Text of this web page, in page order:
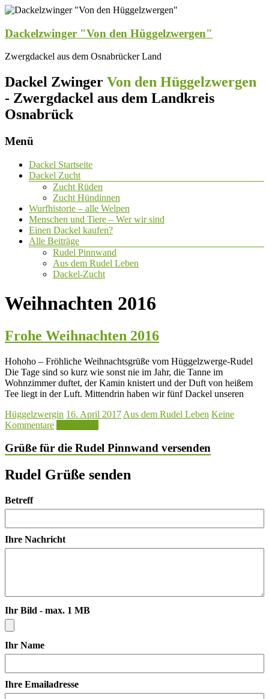
Dackelzwinger "Von den Hüggelzwergen"
Zwergdackel aus dem Osnabrücker Land
Dackel Zwinger Von den Hüggelzwergen
- Zwergdackel aus dem Landkreis
Osnabrück
Menü
Dackel Startseite
Dackel Zucht
Zucht Rüden
Zucht Hündinnen
Wurfhistorie – alle Welpen
Menschen und Tiere – Wer wir sind
Einen Dackel kaufen?
Alle Beiträge
Rudel Pinnwand
Aus dem Rudel Leben
Dackel-Zucht
Weihnachten 2016
Frohe Weihnachten 2016
Hohoho – Fröhliche Weihnachtsgrüße vom Hüggelzwerge-Rudel
Die Tage sind so kurz wie sonst nie im Jahr, die Tanne im
Wohnzimmer duftet, der Kamin knistert und der Duft von heißem
Tee liegt in der Luft. Mittendrin haben wir fünf Dackel unseren
Hüggelzwergin 16. April 2017 Aus dem Rudel Leben Keine
Kommentare
Grüße für die Rudel Pinnwand versenden
Rudel Grüße senden
Betreff
Ihre Nachricht
Ihr Bild - max. 1 MB
Ihr Name
Ihre Emailadresse